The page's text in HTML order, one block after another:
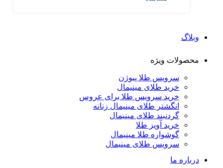
وبلاگ
محصولات ویژه
سرویس طلا پیوژن
خرید طلای مینیمال
خرید سرویس طلا برای عروس
انگشتر طلای مینیمال زنانه
گردنبند طلای مینیمال
خرید آویز طلا
گوشواره طلا مینیمال
سرویس طلای مینیمال
درباره ما